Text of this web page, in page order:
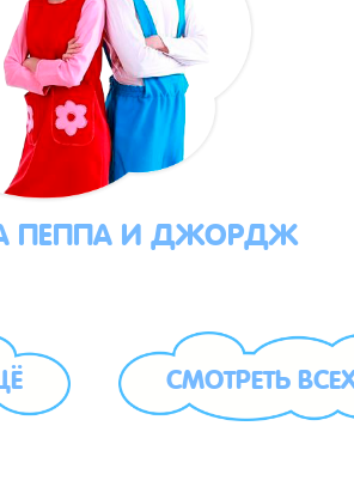
ПЕППА И ДЖОРДЖ
СМОТРЕТЬ